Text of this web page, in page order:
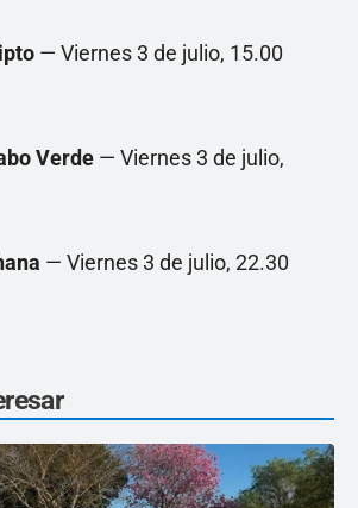
— Viernes 3 de julio, 15.00
Verde — Viernes 3 de julio,
— Viernes 3 de julio, 22.30